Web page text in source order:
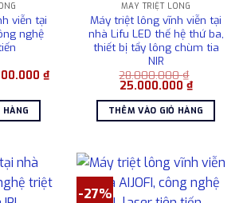
viễn tại
nghệ
₫.
₫Giá
hiện
2.800.000 ₫.
HÀNG
MÁY TRIỆT LÔNG
Máy triệt lông vĩnh viễn tại
nhà Lifu LED thế hệ thứ ba,
thiết bị tẩy lông chùm tia
NIR
28.000.000₫
Giá
là:
28.000.000 ₫.
25.000.000 ₫Giá
hiện
tại
là:
THÊM VÀO GIỎ HÀNG
-27%